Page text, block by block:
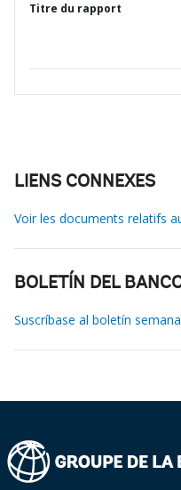
Titre du rapport
LIENS CONNEXES
Voir les documents relatifs
BOLETÍN DEL
Suscríbase al boletín